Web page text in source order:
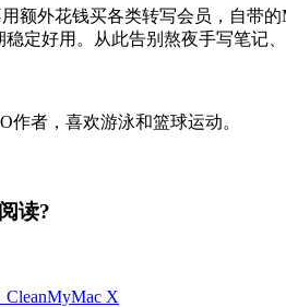
额外花钱买各类转写会员，自带
定好用。从此告别熬夜手写笔记
作者，喜欢游泳和篮球运动。
读?
X